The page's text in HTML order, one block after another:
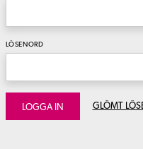
LÖSENORD
LOGGA IN GLÖMT